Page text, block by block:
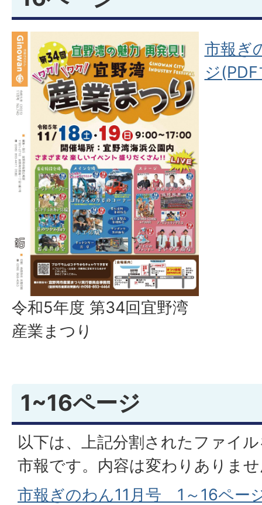
令和5年度 第34回宜野湾
産業まつり
市報ぎ
ジ
1~16ページ
以下は、上記分割されたファイ
市報です。内容は変わりありま
市報ぎのわん11月号 1～16ペー